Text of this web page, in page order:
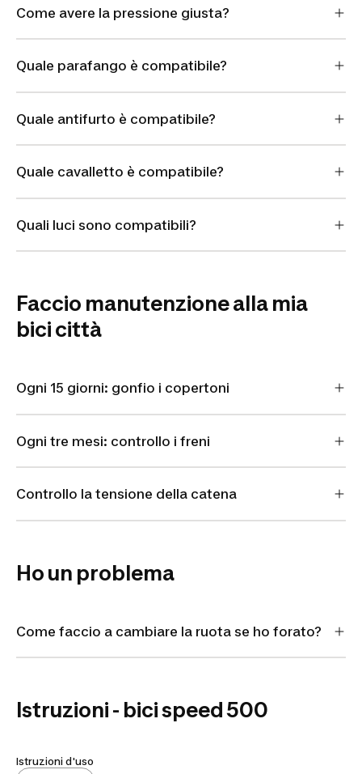
Come avere la pressione giusta?
Quale parafango è compatibile?
Quale antifurto è compatibile?
Quale cavalletto è compatibile?
Quali luci sono compatibili?
Faccio manutenzione alla mia
bici città
Ogni 15 giorni: gonfio i copertoni
Ogni tre mesi: controllo i freni
Controllo la tensione della catena
Ho un problema
Come faccio a cambiare la ruota se ho forato?
Istruzioni - bici speed 500
Istruzioni d'uso